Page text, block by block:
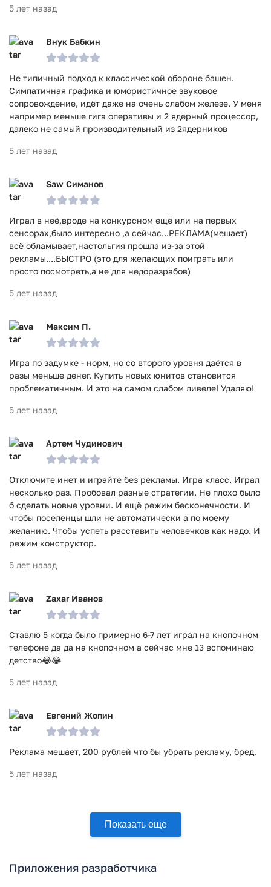
5 лет назад
Внук Бабкин
Не типичный подход к классической обороне башен.
Симпатичная графика и юмористичное звуковое
сопровождение, идёт даже на очень слабом железе. У меня
например меньше гига оперативы и 2 ядерный процессор,
далеко не самый производительный из 2ядерников
5 лет назад
Saw Симанов
Играл в неё,вроде на конкурсном ещё или на первых
сенсорах,было интересно ,а сейчас...РЕКЛАМА(мешает)
всё обламывает,настольгия прошла из-за этой
рекламы....БЫСТРО (это для желающих поиграть или
просто посмотреть,а не для недоразрабов)
5 лет назад
Максим П.
Игра по задумке - норм, но со второго уровня даётся в
разы меньше денег. Купить новых юнитов становится
проблематичным. И это на самом слабом ливеле! Удаляю!
5 лет назад
Артем Чудинович
Отключите инет и играйте без рекламы. Игра класс. Играл
несколько раз. Пробовал разные стратегии. Не плохо было
б сделать новые уровни. И ещё режим бесконечности. И
чтобы поселенцы шли не автоматически а по моему
желанию. Чтобы успеть расставить человечков как надо. И
режим конструктор.
5 лет назад
Zaxar Иванов
Ставлю 5 когда было примерно 6-7 лет играл на кнопочном
телефоне да да на кнопочном а сейчас мне 13 вспоминаю
детство😂😂
5 лет назад
Евгений Жопин
Реклама мешает, 200 рублей что бы убрать рекламу, бред.
5 лет назад
Показать еще
Приложения разработчика